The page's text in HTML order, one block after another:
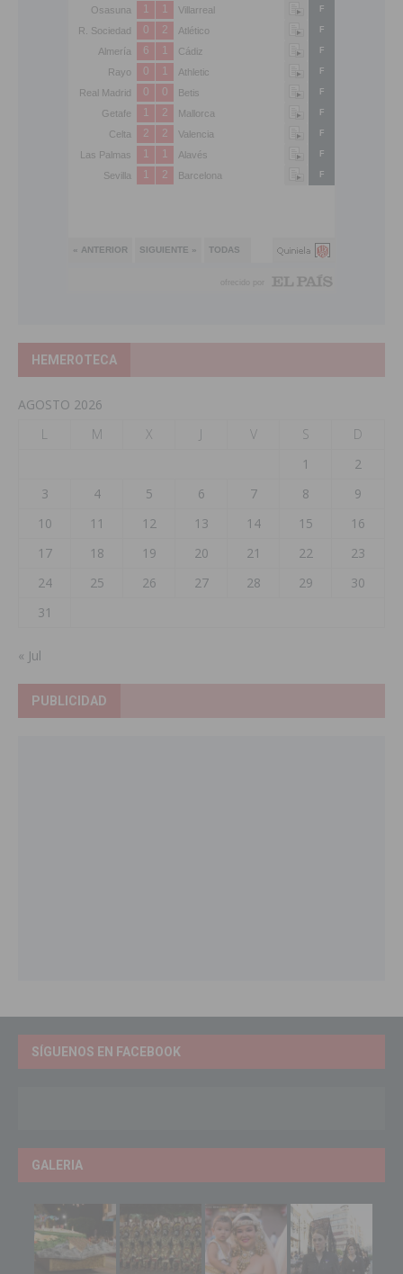
HEMEROTECA
AGOSTO 2026
L
M X J V S
D
1
2
3
4 5 6 7 8
9
10
11 12 13 14 15
16
17
18 19 20 21 22
23
24
25 26 27 28 29
30
31
« Jul
PUBLICIDAD
SÍGUENOS EN FACEBOOK
GALERIA